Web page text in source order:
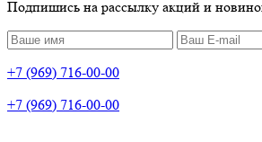
Подпишись на рассылку акций и
+7 (969) 716-00-00
+7 (969) 716-00-00